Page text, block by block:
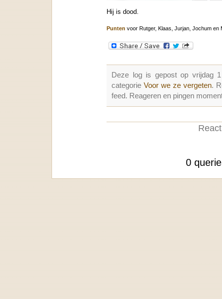
Hij is dood.
Punten voor Rutger, Klaas, Jurjan, Jochum en
Deze log is gepost op vrijdag
categorieVoor we ze vergeten.
feed. Reageren en pingen
0